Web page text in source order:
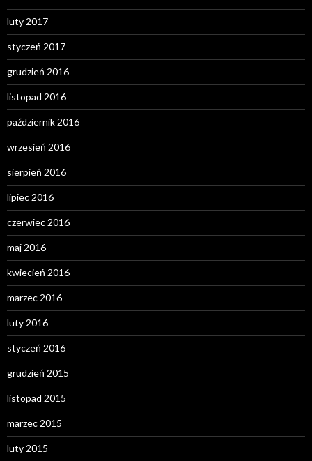
luty 2017
styczeń 2017
grudzień 2016
listopad 2016
październik 2016
wrzesień 2016
sierpień 2016
lipiec 2016
czerwiec 2016
maj 2016
kwiecień 2016
marzec 2016
luty 2016
styczeń 2016
grudzień 2015
listopad 2015
marzec 2015
luty 2015